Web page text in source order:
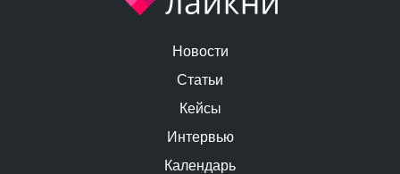
Новости
Статьи
Кейсы
Интервью
Календарь